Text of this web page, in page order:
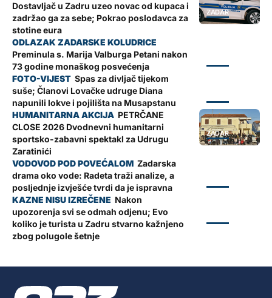
ZADAR
Dostavljač u Zadru uzeo novac od kupaca i
zadržao ga za sebe; Pokrao poslodavca za
stotine eura
Preminula s. Marija Valburga Petani nakon
73 godine monaškog posvećenja
Spas za divljač tijekom
suše; Članovi Lovačke udruge Diana
napunili lokve i pojilišta na Musapstanu
ZADAR
PETRČANE
CLOSE 2026 Dvodnevni humanitarni
sportsko-zabavni spektakl za Udrugu
Zaratinići
Zadarska
drama oko vode: Radeta traži analize, a
posljednje izvješće tvrdi da je ispravna
Nakon
upozorenja svi se odmah odjenu; Evo
koliko je turista u Zadru stvarno kažnjeno
zbog polugole šetnje